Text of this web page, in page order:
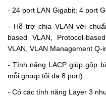
- 24 port LAN Gigabit; 4 port
- Hỗ trợ chia VLAN với
based VLAN, Protocol-
VLAN, VLAN Management Q-
- Tính năng LACP giúp gộp
mỗi group tối đa 8 port).
- Có các tính năng Layer 3